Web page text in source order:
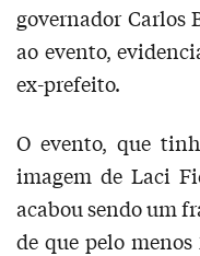
governador Carlos
ao evento,
ex-prefeito.
O evento, que
imagem de Laci
acabou sendo um
de que pelo menos